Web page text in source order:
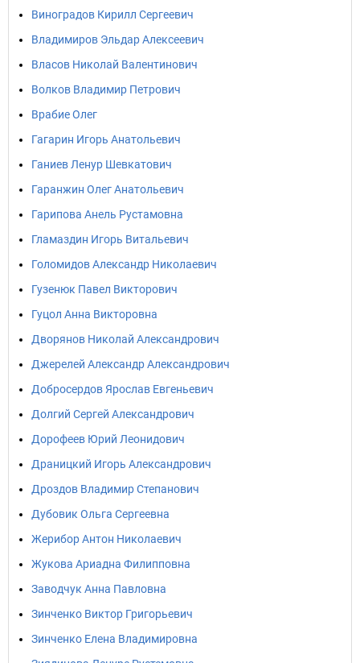
Виноградов Кирилл Сергеевич
Владимиров Эльдар Алексеевич
Власов Николай Валентинович
Волков Владимир Петрович
Врабие Олег
Гагарин Игорь Анатольевич
Ганиев Ленур Шевкатович
Гаранжин Олег Анатольевич
Гарипова Анель Рустамовна
Гламаздин Игорь Витальевич
Голомидов Александр Николаевич
Гузенюк Павел Викторович
Гуцол Анна Викторовна
Дворянов Николай Александрович
Джерелей Александр Александрович
Добросердов Ярослав Евгеньевич
Долгий Сергей Александрович
Дорофеев Юрий Леонидович
Драницкий Игорь Александрович
Дроздов Владимир Степанович
Дубовик Ольга Сергеевна
Жерибор Антон Николаевич
Жукова Ариадна Филипповна
Заводчук Анна Павловна
Зинченко Виктор Григорьевич
Зинченко Елена Владимировна